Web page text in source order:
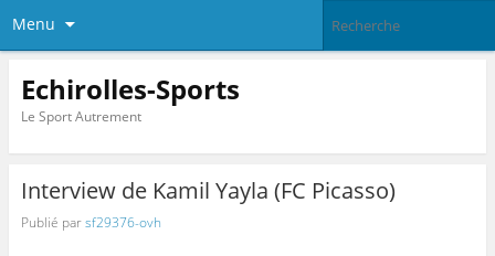
Menu
Echirolles-Sports
Le Sport Autrement
Interview de Kamil Yayla (FC Picasso)
Publié parsf29376-ovh